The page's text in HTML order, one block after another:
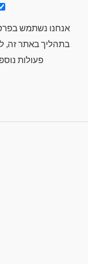
אנחנו נשתמש
בתהליך באתר זה,
פעולות